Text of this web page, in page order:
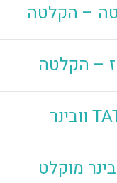
– הקלטה
– הקלטה